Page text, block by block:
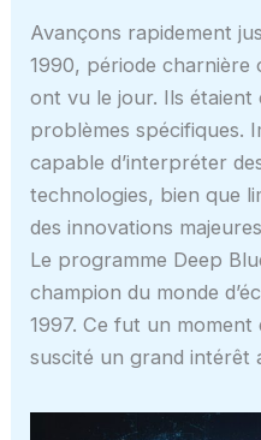
Avançons rapidement
1990, période charnière
ont vu le jour. Ils étaient
problèmes spécifiques.
capable d’interpréter
technologies, bien que
des innovations
Le programme Deep
champion du monde
1997. Ce fut un moment
suscité un grand intérêt